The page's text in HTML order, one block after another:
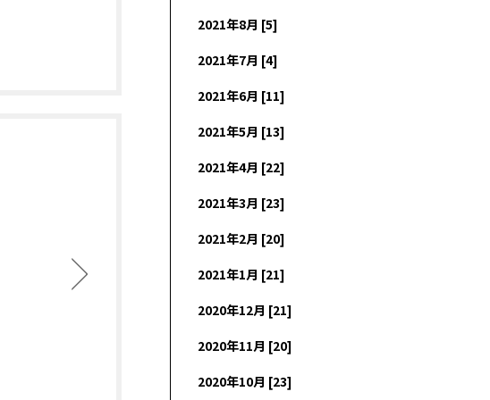
2021年8月 [5]
2021年7月 [4]
2021年6月 [11]
2021年5月 [13]
2021年4月 [22]
2021年3月 [23]
2021年2月 [20]
2021年1月 [21]
2020年12月 [21]
2020年11月 [20]
2020年10月 [23]